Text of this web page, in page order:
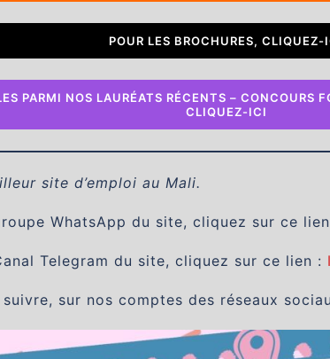
POUR LES BROCHURES, CLIQUEZ-
PARMI NOS LAURÉATS RÉCENTS – CONCOURS
CLIQUEZ-ICI
site d’emploi au Mali.
WhatsApp du site, cliquez sur ce
Telegram du site, cliquez sur ce lien :
sur nos comptes des réseaux